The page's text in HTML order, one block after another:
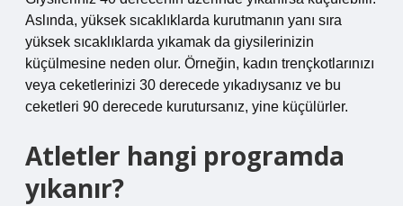
Aslında, yüksek sıcaklıklarda kurutmanın yanı sıra
yüksek sıcaklıklarda yıkamak da giysilerinizin
küçülmesine neden olur. Örneğin, kadın trençkotlarınızı
veya ceketlerinizi 30 derecede yıkadıysanız ve bu
ceketleri 90 derecede kurutursanız, yine küçülürler.
Atletler hangi programda
yıkanır?